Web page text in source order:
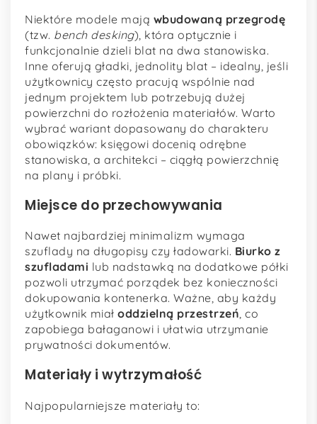
Niektóre modele mają wbudowaną przegrodę
(tzw. bench desking), która optycznie i
funkcjonalnie dzieli blat na dwa stanowiska.
Inne oferują gładki, jednolity blat – idealny, jeśli
użytkownicy często pracują wspólnie nad
jednym projektem lub potrzebują dużej
powierzchni do rozłożenia materiałów. Warto
wybrać wariant dopasowany do charakteru
obowiązków: księgowi docenią odrębne
stanowiska, a architekci – ciągłą powierzchnię
na plany i próbki.
Miejsce do przechowywania
Nawet najbardziej minimalizm wymaga
szuflady na długopisy czy ładowarki. Biurko z
szufladami lub nadstawką na dodatkowe półki
pozwoli utrzymać porządek bez konieczności
dokupowania kontenerka. Ważne, aby każdy
użytkownik miał oddzielną przestrzeń, co
zapobiega bałaganowi i ułatwia utrzymanie
prywatności dokumentów.
Materiały i wytrzymałość
Najpopularniejsze materiały to: